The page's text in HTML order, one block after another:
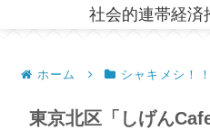
社会的連帯経済
ホーム シャキメシ！
東京北区「しげん